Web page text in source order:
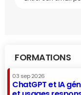
FORMATIONS
03 sep 2026
ChatGPT et IA